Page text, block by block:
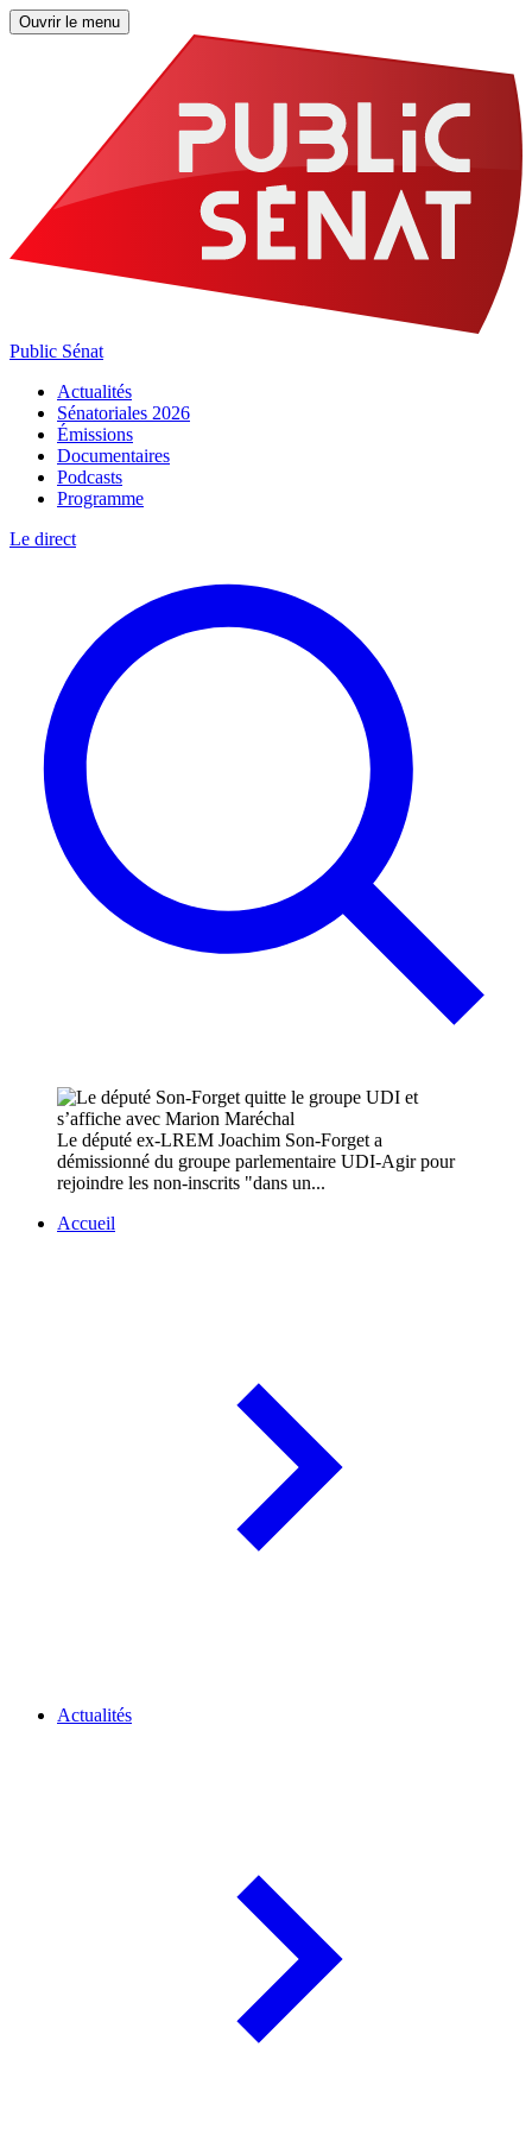
Ouvrir le menu
Public Sénat
Actualités
Sénatoriales 2026
Émissions
Documentaires
Podcasts
Programme
Le direct
Le député ex-LREM Joachim Son-Forget a
démissionné du groupe parlementaire UDI-Agir pour
rejoindre les non-inscrits "dans un...
Accueil
Actualités